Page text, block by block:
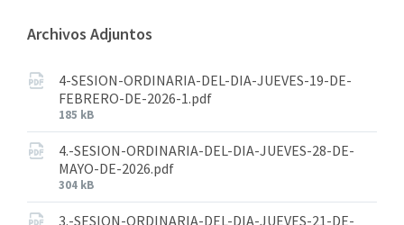
Archivos Adjuntos
4-SESION-ORDINARIA-DEL-DIA-JUEVES-19-DE-
FEBRERO-DE-2026-1.pdf
185 kB
4.-SESION-ORDINARIA-DEL-DIA-JUEVES-28-DE-
MAYO-DE-2026.pdf
304 kB
3.-SESION-ORDINARIA-DEL-DIA-JUEVES-21-DE-